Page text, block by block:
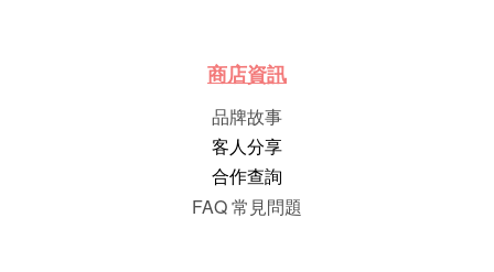
商店資訊
品牌故事
客人分享
合作查詢
FAQ 常見問題